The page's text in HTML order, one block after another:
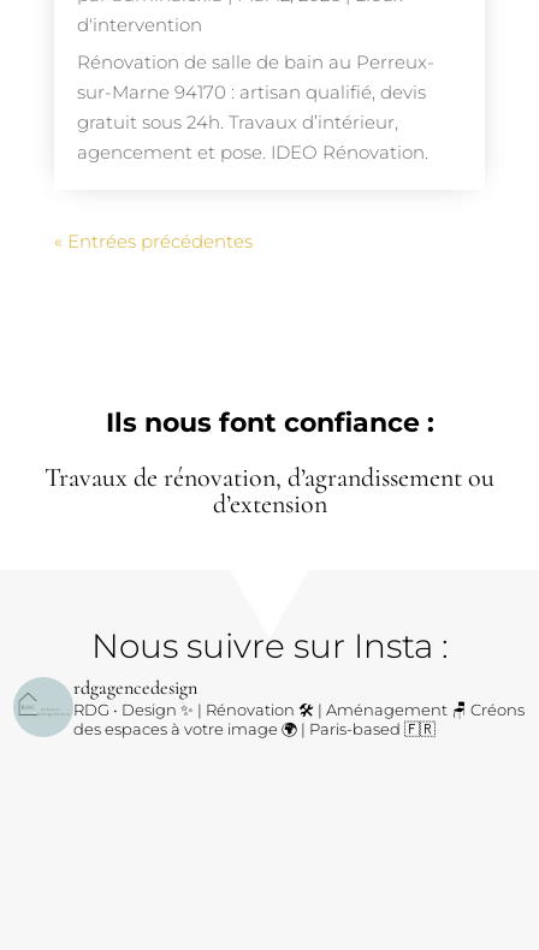
d'intervention
Rénovation de salle de bain au Perreux-
sur-Marne 94170 : artisan qualifié, devis
gratuit sous 24h. Travaux d’intérieur,
agencement et pose. IDEO Rénovation.
« Entrées précédentes
Ils nous font confiance :
Travaux de rénovation, d’agrandissement ou
d’extension
Nous suivre sur Insta :
rdgagencedesign
RDG • Design ✨ | Rénovation 🛠️ | Aménagement 🪑 Créons
des espaces à votre image 🌍 | Paris-based 🇫🇷